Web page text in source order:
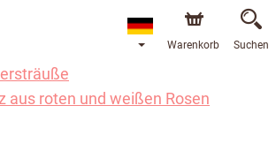
Warenkorb Suchen
aus roten und weißen Rosen